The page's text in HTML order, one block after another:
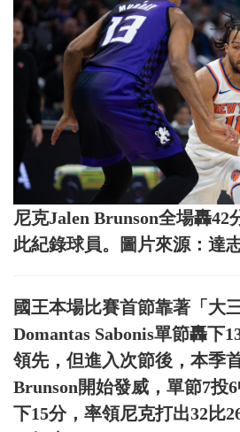
尼克Jalen Brunson全場轟42
此紀錄球員。圖片來源：達
國王本場比賽首節靠著「大
Domantas Sabonis單節轟下
領先，但進入次節後，本季
Brunson開始發威，單節7投
下15分，率領尼克打出32比